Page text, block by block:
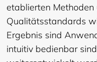
etablierten
Qualitätsstandards
Ergebnis sind
intuitiv bedienbar